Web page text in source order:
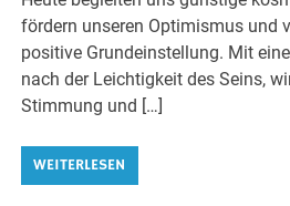
fördern unseren Optimismus und
positive Grundeinstellung. Mit
nach der Leichtigkeit des Seins,
Stimmung und […]
WEITERLESEN